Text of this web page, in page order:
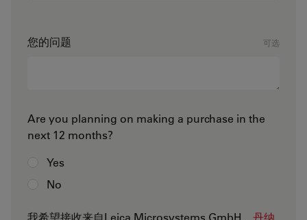
您的问题 可选
Are you planning on making a purchase in the
next 12 months?
Yes
No
我希望接收来自Leica Microsystems GmbH、 丹纳